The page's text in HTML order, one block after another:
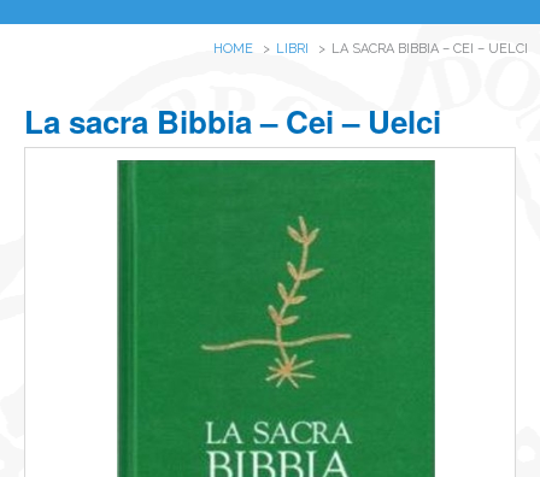
ICONE
IMMAGINI
OGGETTISTICA
HOME LIBRI LA SACRA BIBBIA – CEI – UELCI
La sacra Bibbia – Cei – Uelci